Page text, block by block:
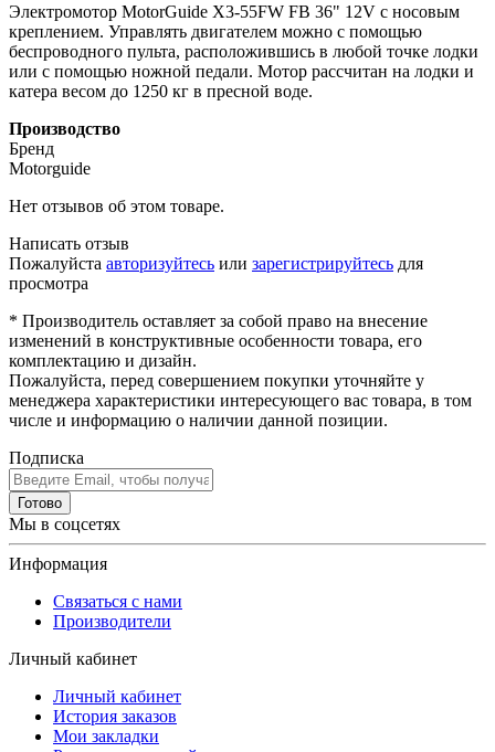
Электромотор MotorGuide X3-55FW FB 36" 12V c носовым
креплением. Управлять двигателем можно с помощью
беспроводного пульта, расположившись в любой точке лодки
или с помощью ножной педали. Мотор рассчитан на лодки и
катера весом до 1250 кг в пресной воде.
Производство
Бренд
Motorguide
Нет отзывов об этом товаре.
Написать отзыв
Пожалуйста авторизуйтесь или зарегистрируйтесь для
просмотра
* Производитель оставляет за собой право на внесение
изменений в конструктивные особенности товара, его
комплектацию и дизайн.
Пожалуйста, перед совершением покупки уточняйте у
менеджера характеристики интересующего вас товара, в том
числе и информацию о наличии данной позиции.
Подписка
Готово
Мы в соцсетях
Информация
Связаться с нами
Производители
Личный кабинет
Личный кабинет
История заказов
Мои закладки